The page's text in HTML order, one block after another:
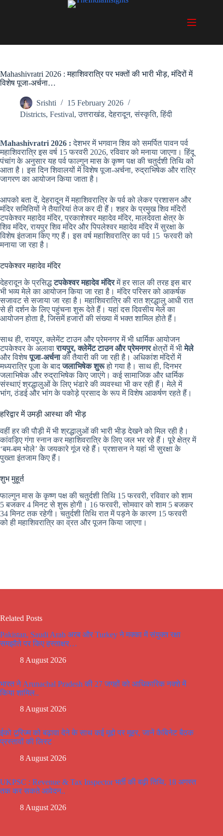
Mahashivratri 2026 : महाशिवरात्रि पर भक्तों की भारी भीड़, मंदिरों में
विशेष पूजा-अर्चना…
Srishti
15 February 2026
Districts, Festival,उत्तराखंड,देहरादून,संस्कृति,हिंदी
Mahashivratri 2026 : देशभर में भगवान शिव को समर्पित पावन पर्व
महाशिवरात्रि इस वर्ष 15 फरवरी 2026, रविवार को मनाया जाएगा। हिंदू
पंचांग के अनुसार यह पर्व फाल्गुन मास के कृष्ण पक्ष की चतुर्दशी तिथि को
आता है। इस दिन शिवालयों में विशेष पूजा-अर्चना, रुद्राभिषेक और रात्रि
जागरण का आयोजन किया जाता है।
आपको बता दें, देहरादून में महाशिवरात्रि के पर्व को लेकर प्रशासन और
मंदिर समितियों ने तैयारियां तेज कर दी हैं। शहर के प्रमुख शिव मंदिरों
टपकेश्वर महादेव मंदिर, प्रकाशेश्वर महादेव मंदिर, मालदेवता क्षेत्र के
शिव मंदिर, रायपुर शिव मंदिर और पिपलेश्वर महादेव मंदिर में सुरक्षा के
विशेष इंतजाम किए गए हैं। इस वर्ष महाशिवरात्रि का पर्व 15 फरवरी को
मनाया जा रहा है।
टपकेश्वर महादेव मंदिर
देहरादून के प्रसिद्धटपकेश्वर महादेव मंदिरमें हर साल की तरह इस बार
भी भव्य मेले का आयोजन किया जा रहा है। मंदिर परिसर को आकर्षक
सजावट से सजाया जा रहा है। महाशिवरात्रि की रात श्रद्धालु आधी रात
से ही दर्शन के लिए पहुंचना शुरू देते हैं। यहां दस दिवसीय मेले का
आयोजन होता है, जिसमें हजारों की संख्या में भक्त शामिल होते हैं।
साथ ही, रायपुर, क्लेमेंट टाउन और प्रेमनगर में भी धार्मिक आयोजन
टपकेश्वर के अलावारायपुर, क्लेमेंट टाउन और प्रेमनगरक्षेत्रों में भीमेले
और विशेषपूजा-अर्चनाकी तैयारी की जा रही है। अधिकांश मंदिरों में
मध्यरात्रि पूजा के बादजलाभिषेक शुरूहो गया है। साथ ही, दिनभर
जलाभिषेक और रुद्राभिषेक किए जाएंगे। कई सामाजिक और धार्मिक
संस्थाएं श्रद्धालुओं के लिए भंडारे की व्यवस्था भी कर रही हैं। मेले में
भांग, ठंडई और भांग के पकोड़े प्रसाद के रूप में विशेष आकर्षण रहते हैं।
हरिद्वार में उमड़ी आस्था की भीड़
वहीं हर की पौड़ी में भी श्रद्धालुओं की भारी भीड़ देखने को मिल रही है।
कांवड़िए गंगा स्नान कर महाशिवरात्रि के लिए जल भर रहे हैं। पूरे क्षेत्र में
‘बम-बम भोले’ के जयकारे गूंज रहे हैं। प्रशासन ने यहां भी सुरक्षा के
पुख्ता इंतजाम किए हैं।
शुभ मुहूर्त
फाल्गुन मास के कृष्ण पक्ष की चतुर्दशी तिथि 15 फरवरी, रविवार को शाम
5 बजकर 4 मिनट से शुरू होगी। 16 फरवरी, सोमवार को शाम 5 बजकर
34 मिनट तक रहेगी। चतुर्दशी तिथि रात में पड़ने के कारण 15 फरवरी
को ही महाशिवरात्रि का व्रत और पूजन किया जाएगा।
Related Posts
Pakistan, Saudi Arab अरब और Turkey ने मक्का में संयुक्त रक्षा
समझौते पर किए हस्ताक्षर…
8 August 2026
भारत ने Arunachal Pradesh की 27 जगहों को आधिकारिक नक्शे में
किया शामिल..
8 August 2026
ईको टूरिज्म को बढ़ावा देने के साथ कई मूद्दो पर मूहर, जानें कैबिनेट बैठक
प्रस्तावों की लिस्ट
8 August 2026
UKPSC : Revenue & Tax Inspector भर्ती की बढ़ी तिथि, 18 अगस्त
तक कर सकते आवेदन..
8 August 2026